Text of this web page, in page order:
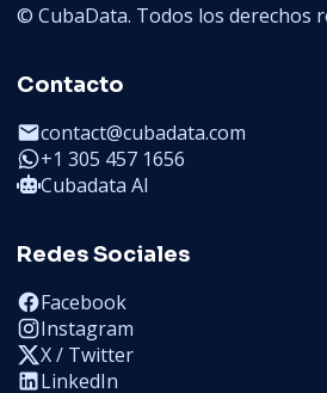
© CubaData. Todos los derechos
Contacto
contact@cubadata.com
+1 305 457 1656
Cubadata AI
Redes Sociales
Facebook
Instagram
X / Twitter
LinkedIn